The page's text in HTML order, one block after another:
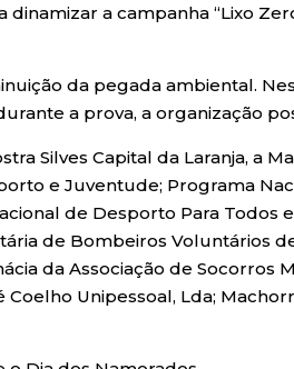
a campanha “Lixo
da pegada ambiental.
a prova, a organização
Silves Capital da Laranja, a
e Juventude; Programa
de Desporto Para Todos
de Bombeiros Voluntários
da Associação de Socorros
Unipessoal, Lda;